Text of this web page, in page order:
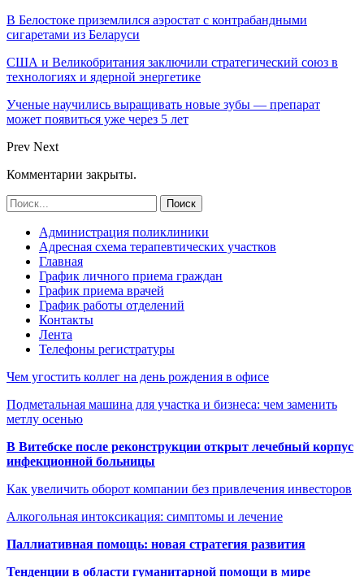
В Белостоке приземлился аэростат с контрабандными
сигаретами из Беларуси
США и Великобритания заключили стратегический союз в
технологиях и ядерной энергетике
Ученые научились выращивать новые зубы — препарат
может появиться уже через 5 лет
Prev Next
Комментарии закрыты.
Администрация поликлиники
Адресная схема терапевтических участков
Главная
График личного приема граждан
График приема врачей
График работы отделений
Контакты
Лента
Телефоны регистратуры
Чем угостить коллег на день рождения в офисе
Подметальная машина для участка и бизнеса: чем заменить
метлу осенью
В Витебске после реконструкции открыт лечебный корпус
инфекционной больницы
Как увеличить оборот компании без привлечения инвесторов
Алкогольная интоксикация: симптомы и лечение
Паллиативная помощь: новая стратегия развития
Тенденции в области гуманитарной помощи в мире